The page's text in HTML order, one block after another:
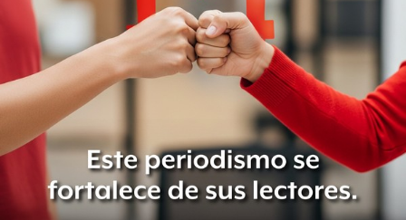
Se trata de Raúl Ojeda Villagómez, gerente consultivo en
Lotenal.